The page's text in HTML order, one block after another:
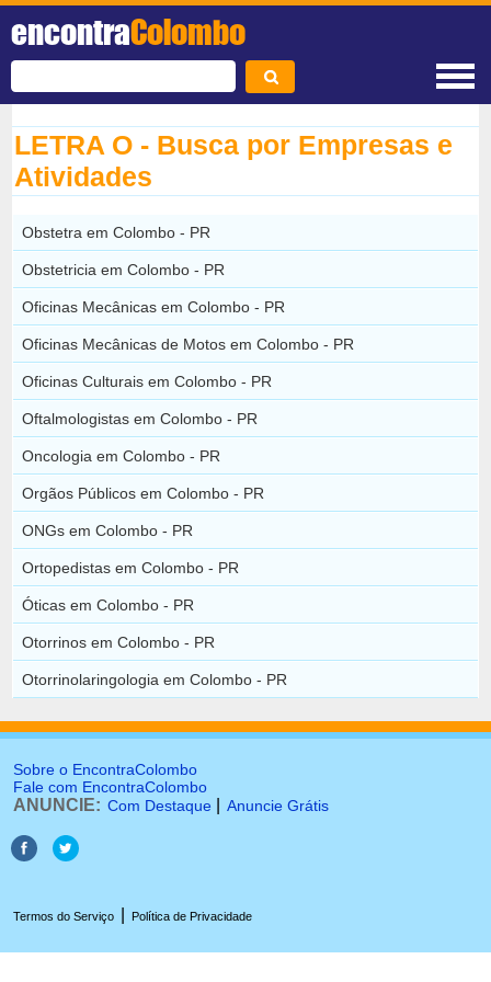
encontraColombo
LETRA O - Busca por Empresas e
Atividades
Obstetra em Colombo - PR
Obstetricia em Colombo - PR
Oficinas Mecânicas em Colombo - PR
Oficinas Mecânicas de Motos em Colombo - PR
Oficinas Culturais em Colombo - PR
Oftalmologistas em Colombo - PR
Oncologia em Colombo - PR
Orgãos Públicos em Colombo - PR
ONGs em Colombo - PR
Ortopedistas em Colombo - PR
Óticas em Colombo - PR
Otorrinos em Colombo - PR
Otorrinolaringologia em Colombo - PR
Sobre o EncontraColombo
Fale com EncontraColombo
ANUNCIE: Com Destaque Anuncie Grátis
Termos do Serviço Política de Privacidade